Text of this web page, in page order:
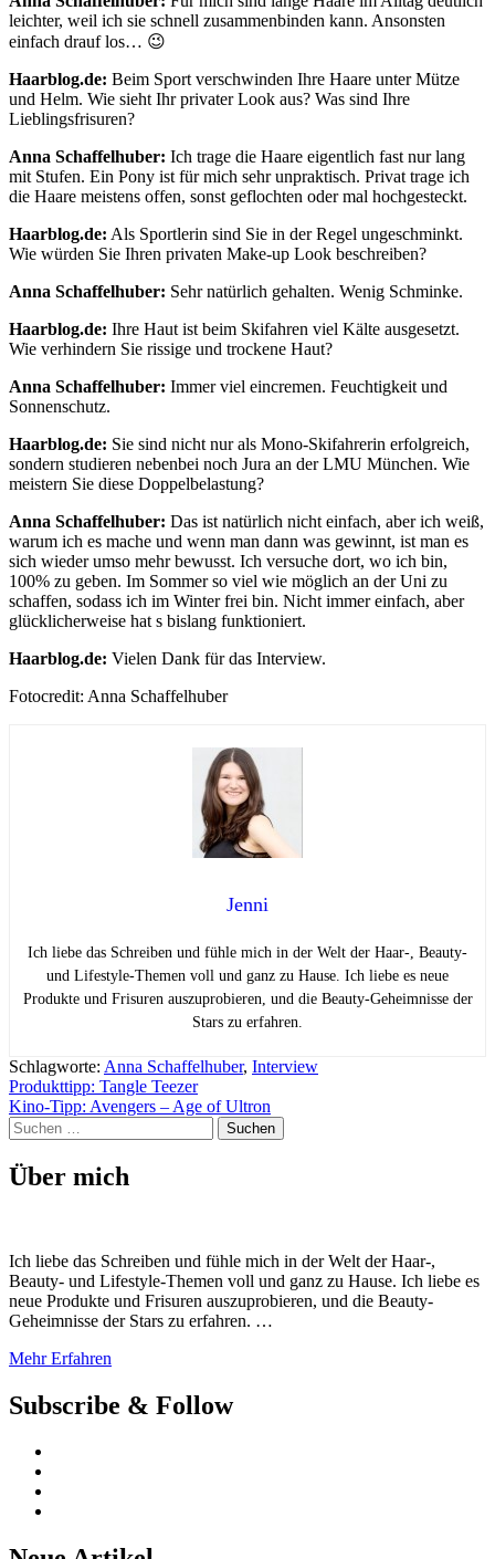
leichter, weil ich sie schnell zusammenbinden kann. Ansonsten
einfach drauf los… 😉
Haarblog.de: Beim Sport verschwinden Ihre Haare unter Mütze
und Helm. Wie sieht Ihr privater Look aus? Was sind Ihre
Lieblingsfrisuren?
Anna Schaffelhuber: Ich trage die Haare eigentlich fast nur lang
mit Stufen. Ein Pony ist für mich sehr unpraktisch. Privat trage ich
die Haare meistens offen, sonst geflochten oder mal hochgesteckt.
Haarblog.de: Als Sportlerin sind Sie in der Regel ungeschminkt.
Wie würden Sie Ihren privaten Make-up Look beschreiben?
Anna Schaffelhuber: Sehr natürlich gehalten. Wenig Schminke.
Haarblog.de: Ihre Haut ist beim Skifahren viel Kälte ausgesetzt.
Wie verhindern Sie rissige und trockene Haut?
Anna Schaffelhuber: Immer viel eincremen. Feuchtigkeit und
Sonnenschutz.
Haarblog.de: Sie sind nicht nur als Mono-Skifahrerin erfolgreich,
sondern studieren nebenbei noch Jura an der LMU München. Wie
meistern Sie diese Doppelbelastung?
Anna Schaffelhuber: Das ist natürlich nicht einfach, aber ich weiß,
warum ich es mache und wenn man dann was gewinnt, ist man es
sich wieder umso mehr bewusst. Ich versuche dort, wo ich bin,
100% zu geben. Im Sommer so viel wie möglich an der Uni zu
schaffen, sodass ich im Winter frei bin. Nicht immer einfach, aber
glücklicherweise hat s bislang funktioniert.
Haarblog.de: Vielen Dank für das Interview.
Fotocredit: Anna Schaffelhuber
Jenni
Ich liebe das Schreiben und fühle mich in der Welt der Haar-, Beauty-
und Lifestyle-Themen voll und ganz zu Hause. Ich liebe es neue
Produkte und Frisuren auszuprobieren, und die Beauty-Geheimnisse der
Stars zu erfahren.
Schlagworte: Anna Schaffelhuber, Interview
Beitragsnavigation
Produkttipp: Tangle Teezer
Kino-Tipp: Avengers – Age of Ultron
Suchen
nach:
Über mich
Ich liebe das Schreiben und fühle mich in der Welt der Haar-,
Beauty- und Lifestyle-Themen voll und ganz zu Hause. Ich liebe es
neue Produkte und Frisuren auszuprobieren, und die Beauty-
Geheimnisse der Stars zu erfahren. …
Mehr Erfahren
Subscribe & Follow